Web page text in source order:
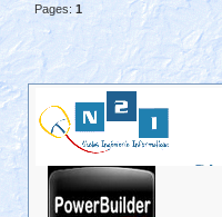
Pages: 1